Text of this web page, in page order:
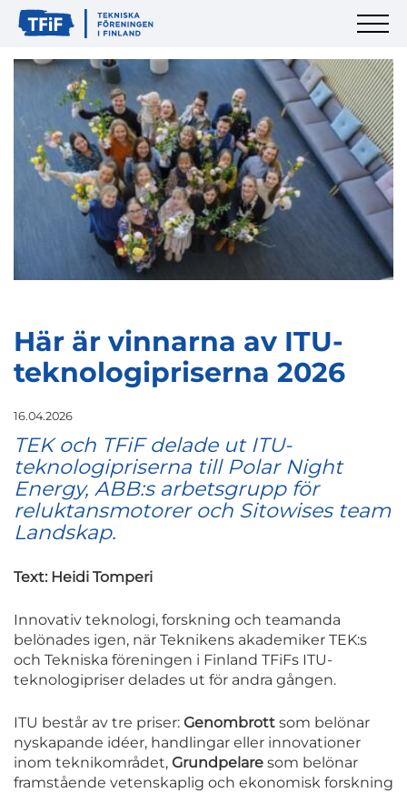
Här är vinnarna av ITU-
teknologipriserna 2026
16.04.2026
TEK och TFiF delade ut ITU-
teknologipriserna till Polar Night
Energy, ABB:s arbetsgrupp för
reluktansmotorer och Sitowises team
Landskap.
Text: Heidi Tomperi
Innovativ teknologi, forskning och teamanda
belönades igen, när Teknikens akademiker TEK:s
och Tekniska föreningen i Finland TFiFs ITU-
teknologipriser delades ut för andra gången.
ITU består av tre priser: Genombrott som belönar
nyskapande idéer, handlingar eller innovationer
inom teknikområdet, Grundpelare som belönar
framstående vetenskaplig och ekonomisk forskning